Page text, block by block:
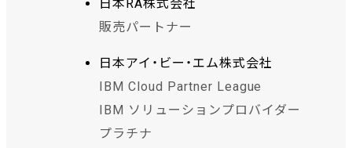
日本RA株式会社
販売パートナー
日本アイ・ビー・エム株式会社
IBM Cloud Partner League
IBM ソリューションプロバイダー
プラチナ